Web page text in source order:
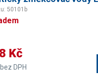
50101b
Kč
DPH